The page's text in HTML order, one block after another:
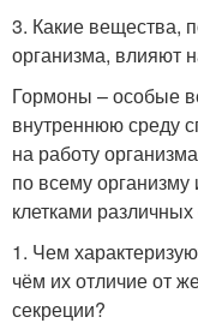
3. Какие вещества,
организма, влияют
Гормоны – особые
внутреннюю среду
на работу
по всему
клетками
1. Чем
чём их отличие от
секреции?